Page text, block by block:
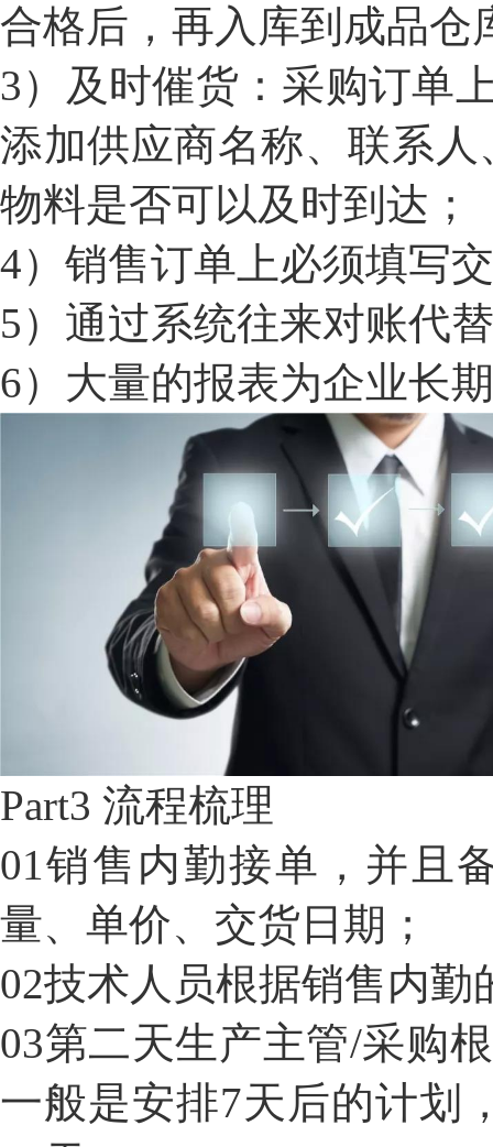
合格后，再入库到成品仓
3）及时催货：采购订单
添加供应商名称、联系
物料是否可以及时到达；
4）销售订单上必须填写
5）通过系统往来对账代
6）大量的报表为企业长
Part3 流程梳理
01销售内勤接单，并且
量、单价、交货日期；
02技术人员根据销售内勤
03第二天生产主管/采购
一般是安排7天后的计划